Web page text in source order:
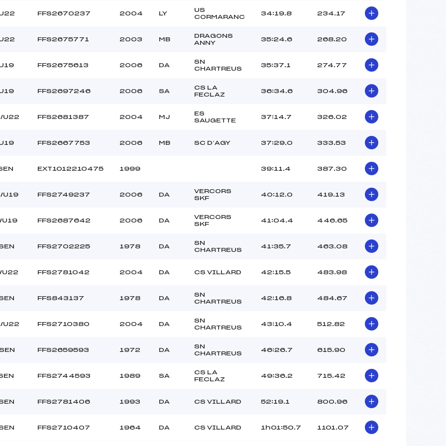
FFS2670237 2004 LY
US
CORMARANC
34:19.8 234.17
FFS2675771 2003 MB
DRAGONS
ANNY
35:24.6 268.20
FFS2675613 2006 DA
SN
CHARTREUS
35:37.1 274.77
FFS2697246 2006 SA
CS LA
FECLAZ
36:34.6 304.96
U22 FFS2681387 2004 MJ
ES
SAUGETTE
37:14.7 326.02
FFS2667753 2006 MB SC D’AGY 37:29.0 333.53
EXT1012210475 1999 39:11.4 387.30
U19 FFS2749237 2006 DA
VERCORS
SKF
40:12.0 419.13
U19 FFS2687642 2006 DA
VERCORS
SKF
41:04.4 446.65
FFS2702225 1978 DA
SN
CHARTREUS
41:35.7 463.08
U22 FFS2781042 2004 DA CS VILLARD 42:15.5 483.98
FFS843137 1978 DA
SN
CHARTREUS
42:16.8 484.67
U22 FFS2710380 2004 DA
SN
CHARTREUS
43:10.4 512.82
FFS2659593 1972 DA
SN
CHARTREUS
46:26.7 615.90
FFS2744593 1989 SA
CS LA
FECLAZ
49:36.2 715.42
FFS2781406 1993 DA CS VILLARD 52:19.1 800.96
FFS2710407 1964 DA CS VILLARD 1h01:50.7 1101.07